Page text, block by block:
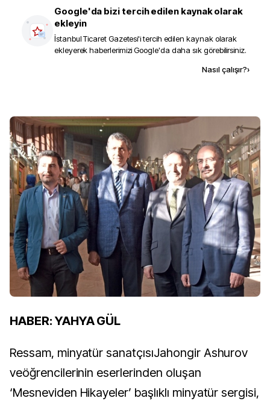
Google'da bizi tercih edilen kaynak olarak
ekleyin
İstanbul Ticaret Gazetesi'i tercih edilen kaynak olarak
ekleyerek haberlerimizi Google'da daha sık görebilirsiniz.
Nasıl çalışır?›
HABER: YAHYA GÜL
Ressam, minyatür sanatçısıJahongir Ashurov
veöğrencilerinin eserlerinden oluşan
‘Mesneviden Hikayeler’ başlıklı minyatür sergisi,